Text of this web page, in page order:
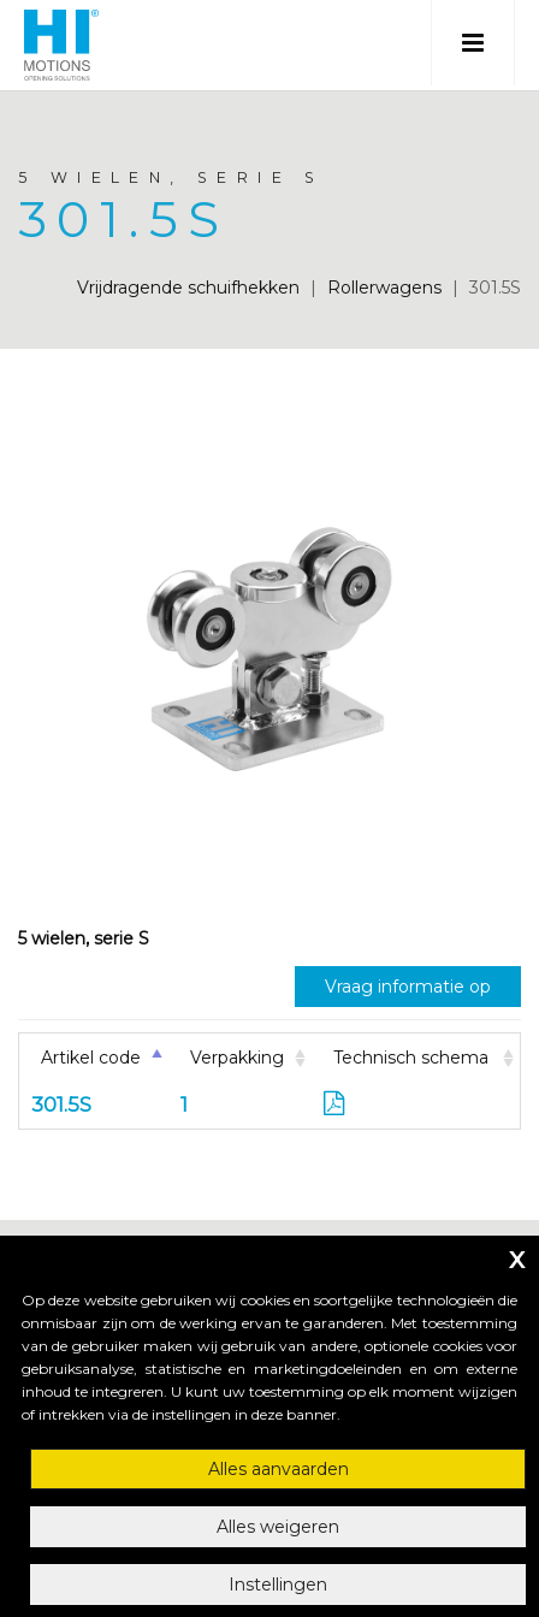
5 WIELEN, SERIE S
301.5S
Vrijdragende schuifhekken | Rollerwagens | 301.5S
5 wielen, serie S
Vraag informatie op
Artikel code Verpakking Technisch schema
301.5S 1
_____________________________
HI-MOTIONS S.r.l.
Via dell'industria, 91 - 36030 Sarcedo (VI) Italy
mail: info@himotions.com
C.F. e P.IVA (IT): 03548520240 | Cap. Soc. € 10.000,00 i.v.
Società soggetta a Direzione e Coordinamento di:
Benincà Holding S.p.A. ai sensi dell’ articolo 2497 bis 2 C.C
x
Op deze website gebruiken wij cookies en soortgelijke technologieën die
onmisbaar zijn om de werking ervan te garanderen. Met toestemming
van de gebruiker maken wij gebruik van andere, optionele cookies voor
gebruiksanalyse, statistische en marketingdoeleinden en om externe
inhoud te integreren. U kunt uw toestemming op elk moment wijzigen
of intrekken via de instellingen in deze banner.
Alles aanvaarden
Alles weigeren
Instellingen